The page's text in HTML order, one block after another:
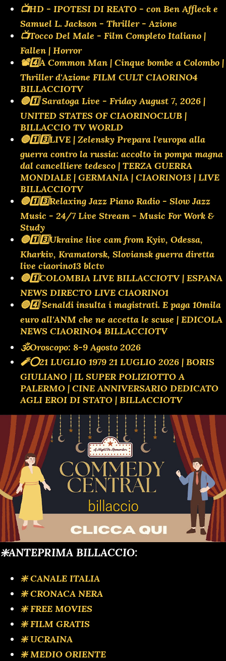
📺HD - IPOTESI DI REATO - con Ben Affleck e
Samuel L. Jackson - Thriller - Azione
📺Tocco Del Male - Film Completo Italiano |
Fallen | Horror
📽️4️⃣A Common Man | Cinque bombe a Colombo |
Thriller d'Azione FILM CULT CIAORINO4
BILLACCIOTV
🔴1️⃣ Saratoga Live - Friday August 7, 2026 |
UNITED STATES OF CIAORINOCLUB |
BILLACCIO TV WORLD
🔴1️⃣3️⃣LIVE | Zelensky Prepara l'europa alla
guerra contro la russia: accolto in pompa magna
dal cancelliere tedesco | TERZA GUERRA
MONDIALE | GERMANIA | CIAORINO13 | LIVE
BILLACCIOTV
🔴1️⃣3️⃣Relaxing Jazz Piano Radio - Slow Jazz
Music - 24/7 Live Stream - Music For Work &
Study
🔴1️⃣3️⃣Ukraine live cam from Kyiv, Odessa,
Kharkiv, Kramatorsk, Sloviansk guerra diretta
live ciaorino13 blctv
🔴1️⃣COLOMBIA LIVE BILLACCIOTV | ESPANA
NEWS DIRECTO LIVE CIAORINO1
🔴4️⃣ Senaldi insulta i magistrati. E paga 10mila
euro all'ANM che ne accetta le scuse | EDICOLA
NEWS CIAORINO4 BILLACCIOTV
🕉Oroscopo: 8-9 Agosto 2026
🧨⭕️21 LUGLIO 1979 21 LUGLIO 2026 | BORIS
GIULIANO | IL SUPER POLIZIOTTO A
PALERMO | CINE ANNIVERSARIO DEDICATO
AGLI EROI DI STATO | BILLACCIOTV
❇️ANTEPRIMA BILLACCIO:
❇️ CANALE ITALIA
❇️ CRONACA NERA
❇️ FREE MOVIES
❇️ FILM GRATIS
❇️ UCRAINA
❇️ MEDIO ORIENTE